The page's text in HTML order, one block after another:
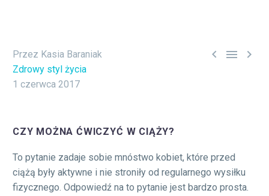
  
Przez Kasia Baraniak
Zdrowy styl życia
1 czerwca 2017
CZY MOŻNA ĆWICZYĆ W CIĄŻY?
To pytanie zadaje sobie mnóstwo kobiet, które przed
ciążą były aktywne i nie stroniły od regularnego wysiłku
fizycznego. Odpowiedź na to pytanie jest bardzo prosta.